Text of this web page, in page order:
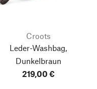
Croots
Leder-Washbag,
Dunkelbraun
219,00 €